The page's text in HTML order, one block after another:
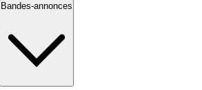
Bandes-annonces